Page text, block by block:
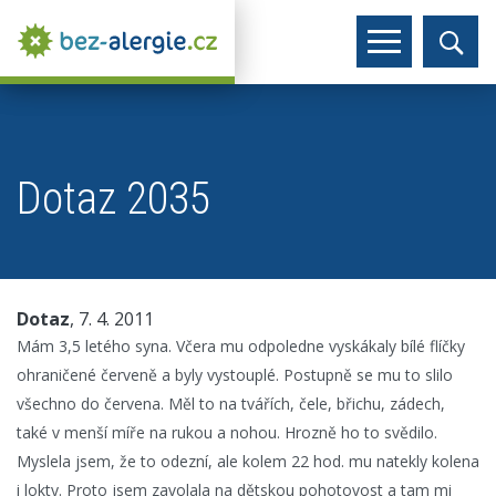
Dotaz 2035
Dotaz, 7. 4. 2011
Mám 3,5 letého syna. Včera mu odpoledne vyskákaly bílé flíčky
ohraničené červeně a byly vystouplé. Postupně se mu to slilo
všechno do červena. Měl to na tvářích, čele, břichu, zádech,
také v menší míře na rukou a nohou. Hrozně ho to svědilo.
Myslela jsem, že to odezní, ale kolem 22 hod. mu natekly kolena
i lokty. Proto jsem zavolala na dětskou pohotovost a tam mi